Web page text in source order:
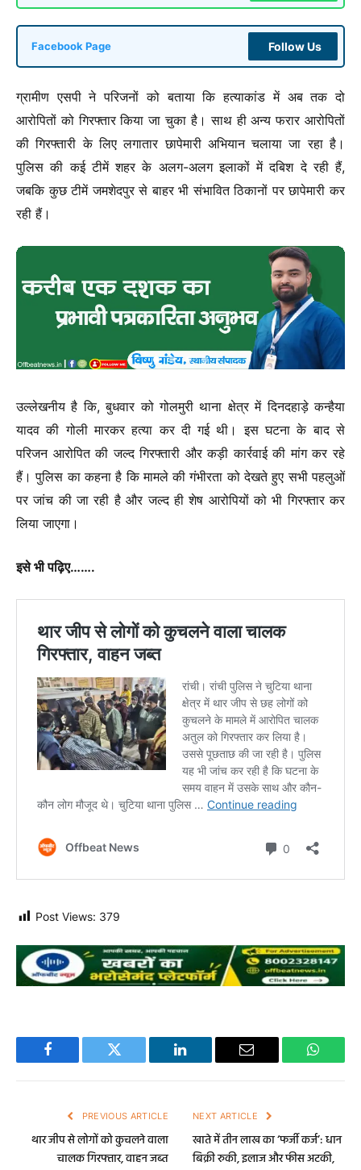
Facebook Page Follow Us
ग्रामीण एसपी ने परिजनों को बताया कि हत्याकांड में अब तक दो
आरोपितों को गिरफ्तार किया जा चुका है। साथ ही अन्य फरार आरोपितों
की गिरफ्तारी के लिए लगातार छापेमारी अभियान चलाया जा रहा है।
पुलिस की कई टीमें शहर के अलग-अलग इलाकों में दबिश दे रही हैं,
जबकि कुछ टीमें जमशेदपुर से बाहर भी संभावित ठिकानों पर छापेमारी कर
रही हैं।
उल्‍लेखनीय है कि, बुधवार को गोलमुरी थाना क्षेत्र में दिनदहाड़े कन्हैया
यादव की गोली मारकर हत्या कर दी गई थी। इस घटना के बाद से
परिजन आरोपित की जल्‍द गिरफ्तारी और कड़ी कार्रवाई की मांग कर रहे
हैं। पुलिस का कहना है कि मामले की गंभीरता को देखते हुए सभी पहलुओं
पर जांच की जा रही है और जल्द ही शेष आरोपियों को भी गिरफ्तार कर
लिया जाएगा।
इसे भी पढ़िए…….
Post Views: 379
Facebook Twitter LinkedIn Email
PREVIOUS ARTICLE
थार जीप से लोगों को कुचलने वाला
चालक गिरफ्तार, वाहन जब्त
NEXT ARTICLE
खाते में तीन लाख का ‘फर्जी कर्ज’: धान
बिक्री रुकी, इलाज और फीस अटकी,